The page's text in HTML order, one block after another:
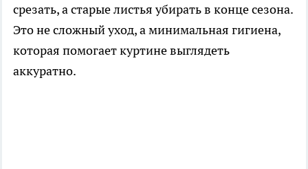
срезать, а старые листья убирать в конце сезона.
Это не сложный уход, а минимальная гигиена,
которая помогает куртине выглядеть
аккуратно.